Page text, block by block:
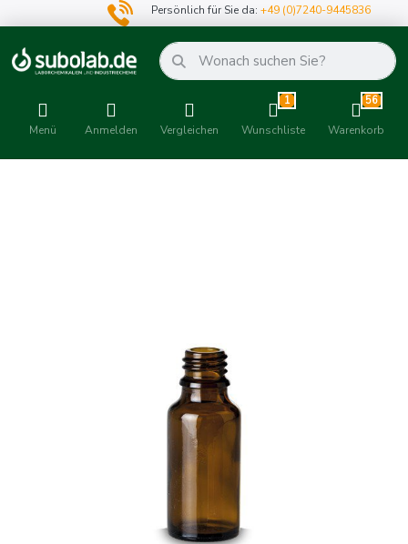
Persönlich für Sie da:+49 (0)7240-9445836
Menü Anmelden Vergleichen
1
Wunschliste
56
Warenkorb